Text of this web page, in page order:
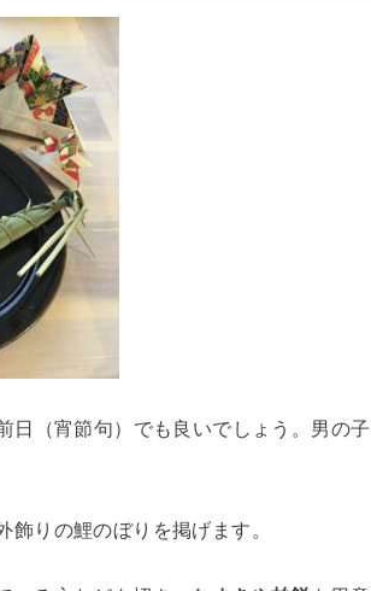
日（宵節句）でも良いでしょう。男の子
りの鯉のぼりを掲げます。